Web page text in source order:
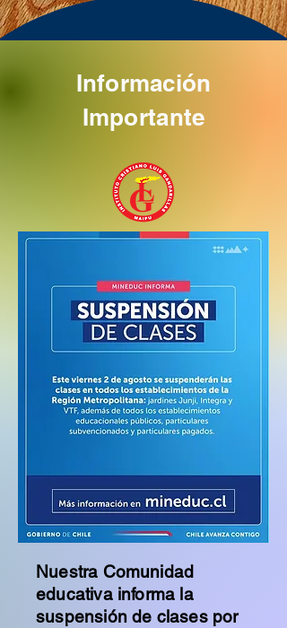
Información
Importante
Nuestra Comunidad
educativa informa la
suspensión de clases por